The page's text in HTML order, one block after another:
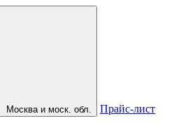
Москва и моск. обл. Прайс-лист